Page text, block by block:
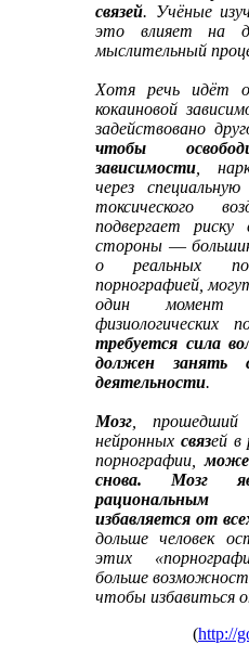
связей. Учёные
это влияет на
мыслительный
Хотя речь идёт
кокаиновой
задействовано
чтобы
зависимости ,
через
токсического
подвергает
стороны ―
о реальных
порнографией,
один
физиологических
требуется сила
должен занять
деятельности.
Мозг , прошедший
нейронных связей в
порнографии,
снова. Мозг
рациональным
избавляется от
дольше человек
этих
больше
чтобы избавиться
(http://